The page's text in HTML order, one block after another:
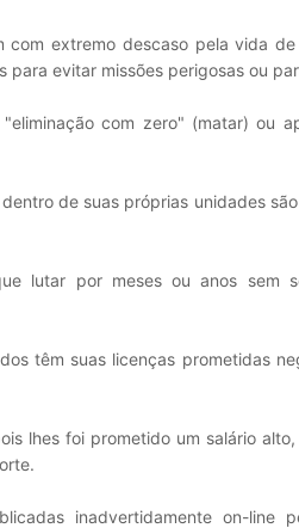
extremo descaso pela vida
evitar missões perigosas ou
com zero" (matar) ou
de suas próprias unidades
lutar por meses ou anos sem
têm suas licenças prometidas
lhes foi prometido um salário
inadvertidamente on-line